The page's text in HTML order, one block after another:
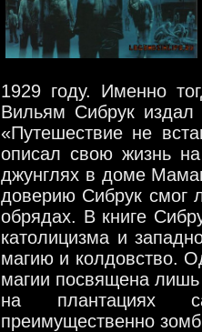
1929 году. Именно
Вильям Сибрук
«Путешествие не
описал свою жизнь
джунглях в доме
доверию Сибрук смог
обрядах. В книге
католицизма и
магию и колдовство.
магии посвящена
на плантациях
преимущественно